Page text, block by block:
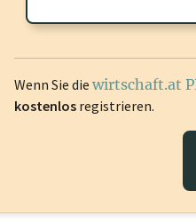
Wenn Sie die wirtschaft.at
kostenlos registrieren.